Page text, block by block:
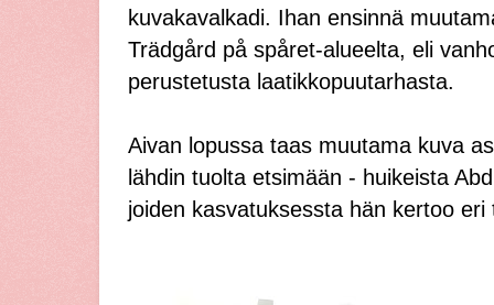
kuvakavalkadi. Ihan ensinnä
Trädgård på spåret-alueelta, eli
perustetusta laatikkopuutarhasta.
Aivan lopussa taas muutama kuva
lähdin tuolta etsimään - huikeista
joiden kasvatuksessta hän kertoo